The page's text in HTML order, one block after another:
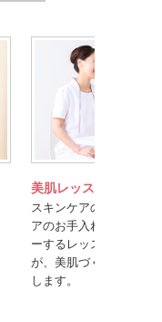
美肌レッスン
スキンケアのポイント
アのお手入れ方法を楽
ーするレッスンです。
が、美肌づくりのコツ
します。